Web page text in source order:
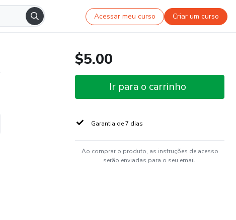
Acessar meu curso Criar um curso
$5.00
Ir para o carrinho
Garantia de 7 dias
Ao comprar o produto, as instruções de acesso
serão enviadas para o seu email.